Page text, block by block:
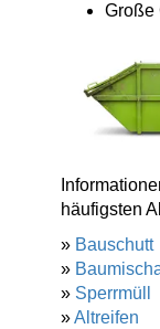
Große
häufigsten
» Bauschutt
»
» Sperrmüll
»Altreifen